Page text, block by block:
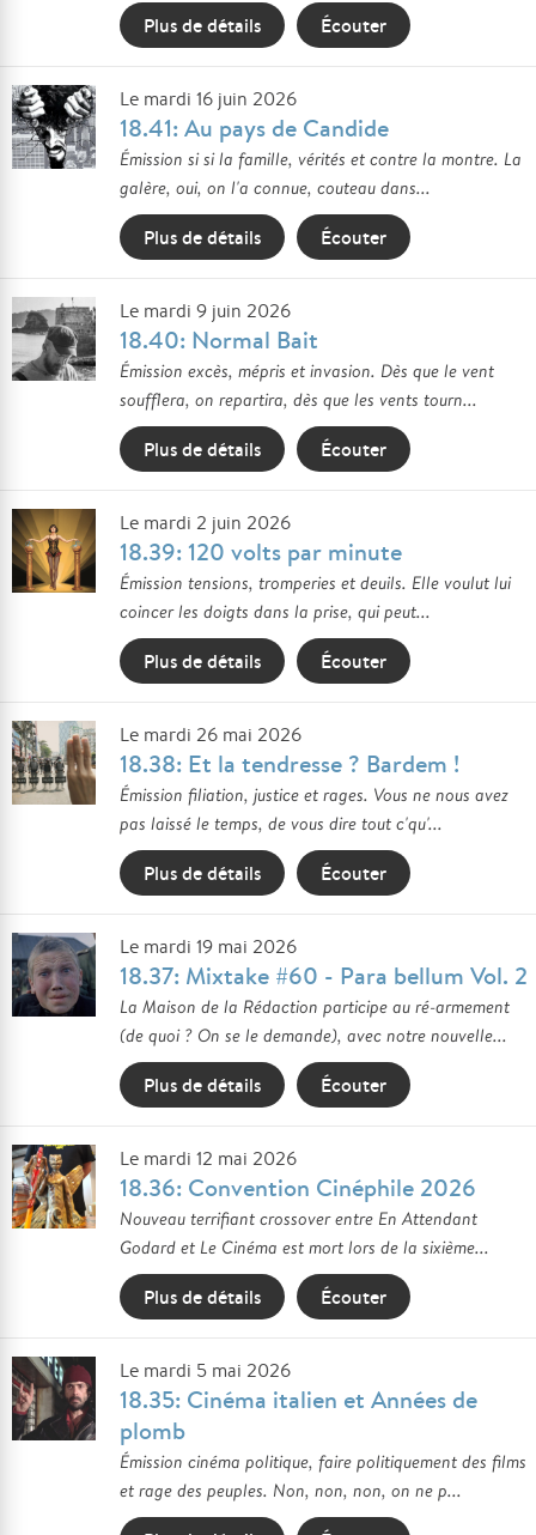
Plus de détails Écouter
Le mardi 16 juin 2026
18.41: Au pays de Candide
Émission si si la famille, vérités et contre la montre. La
galère, oui, on l'a connue, couteau dans...
Plus de détails Écouter
Le mardi 9 juin 2026
18.40: Normal Bait
Émission excès, mépris et invasion. Dès que le vent
soufflera, on repartira, dès que les vents tourn...
Plus de détails Écouter
Le mardi 2 juin 2026
18.39: 120 volts par minute
Émission tensions, tromperies et deuils. Elle voulut lui
coincer les doigts dans la prise, qui peut...
Plus de détails Écouter
Le mardi 26 mai 2026
18.38: Et la tendresse ? Bardem !
Émission filiation, justice et rages. Vous ne nous avez
pas laissé le temps, de vous dire tout c'qu'...
Plus de détails Écouter
Le mardi 19 mai 2026
18.37: Mixtake #60 - Para bellum Vol. 2
La Maison de la Rédaction participe au ré-armement
(de quoi ? On se le demande), avec notre nouvelle...
Plus de détails Écouter
Le mardi 12 mai 2026
18.36: Convention Cinéphile 2026
Nouveau terrifiant crossover entre En Attendant
Godard et Le Cinéma est mort lors de la sixième...
Plus de détails Écouter
Le mardi 5 mai 2026
18.35: Cinéma italien et Années de
plomb
Émission cinéma politique, faire politiquement des films
et rage des peuples. Non, non, non, on ne p...